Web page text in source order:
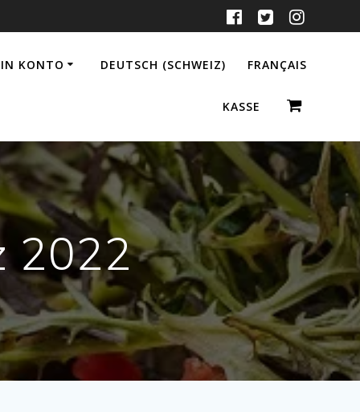
KONTO DEUTSCH (SCHWEIZ) FRANÇAIS
KASSE
2022